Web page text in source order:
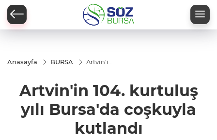
Anasayfa BURSA
Artvin'in
yılı
Bursa'da
kutlandı
Artvin'in 104. kurtuluş
yılı Bursa'da coşkuyla
kutlandı